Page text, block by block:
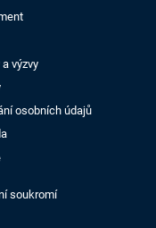
výzvy
osobních údajů
soukromí